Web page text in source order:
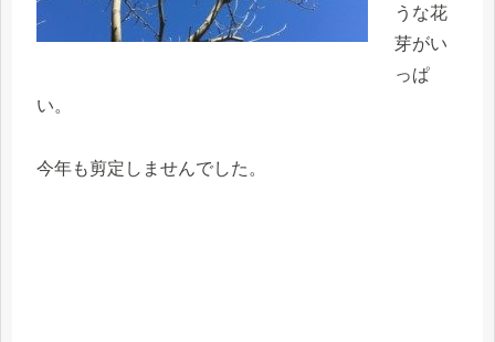
うな花
芽がい
っぱ
い。
今年も剪定しませんでした。